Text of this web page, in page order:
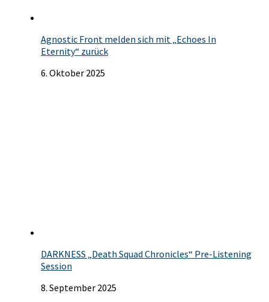
Agnostic Front melden sich mit „Echoes In
Eternity“ zurück
6. Oktober 2025
DARKNESS „Death Squad Chronicles“ Pre-Listening
Session
8. September 2025